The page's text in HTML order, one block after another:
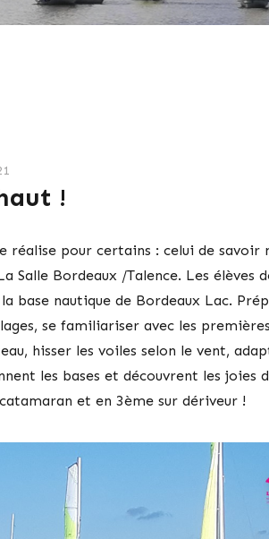
!
réalise pour certains : celui de savoir
Salle Bordeaux /Talence. Les
base nautique de Bordeaux Lac.
se familiariser avec les
hisser les voiles selon le vent,
les bases et découvrent les joies
et en 3ème sur dériveur !